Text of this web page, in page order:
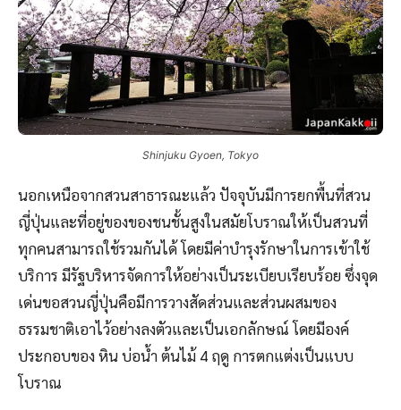
Shinjuku Gyoen, Tokyo
นอกเหนือจากสวนสาธารณะแล้ว ปัจจุบันมีการยกพื้นที่สวน
ญี่ปุ่นและที่อยู่ของของชนชั้นสูงในสมัยโบราณให้เป็นสวนที่
ทุกคนสามารถใช้รวมกันได้ โดยมีค่าบำรุงรักษาในการเข้าใช้
บริการ มีรัฐบริหารจัดการให้อย่างเป็นระเบียบเรียบร้อย ซึ่งจุด
เด่นขอสวนญี่ปุ่นคือมีการวางสัดส่วนและส่วนผสมของ
ธรรมชาติเอาไว้อย่างลงตัวและเป็นเอกลักษณ์ โดยมีองค์
ประกอบของ หิน บ่อน้ำ ต้นไม้ 4 ฤดู การตกแต่งเป็นแบบ
โบราณ